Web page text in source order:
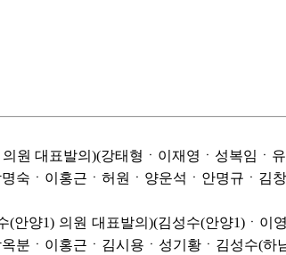
원 대표발의)(강태형ㆍ이재영ㆍ성복임ㆍ
숙ㆍ이홍근ㆍ허원ㆍ양운석ㆍ안명규ㆍ
(안양1) 의원 대표발의)(김성수(안양1)ㆍ이
분ㆍ이홍근ㆍ김시용ㆍ성기황ㆍ김성수(하